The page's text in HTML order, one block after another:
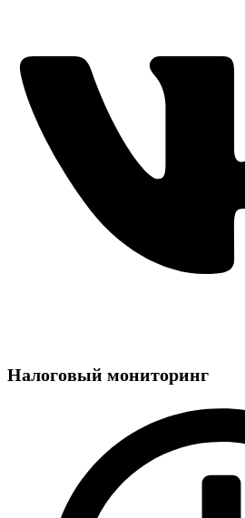
Налоговый мониторинг